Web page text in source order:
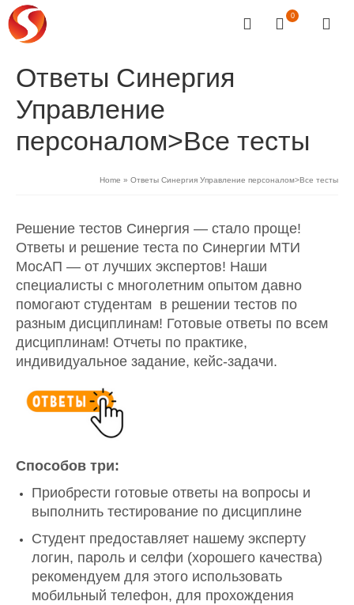
0
Ответы Синергия
Управление
персоналом>Все тесты
Home » Ответы Синергия Управление персоналом>Все тесты
Решение тестов Синергия — стало проще!
Ответы и решение теста по Синергии МТИ
МосАП — от лучших экспертов! Наши
специалисты с многолетним опытом давно
помогают студентам в решении тестов по
разным дисциплинам! Готовые ответы по всем
дисциплинам! Отчеты по практике,
индивидуальное задание, кейс-задачи.
Способов три:
Приобрести готовые ответы на вопросы и
выполнить тестирование по дисциплине
Студент предоставляет нашему эксперту
логин, пароль и селфи (хорошего качества)
рекомендуем для этого использовать
мобильный телефон, для прохождения